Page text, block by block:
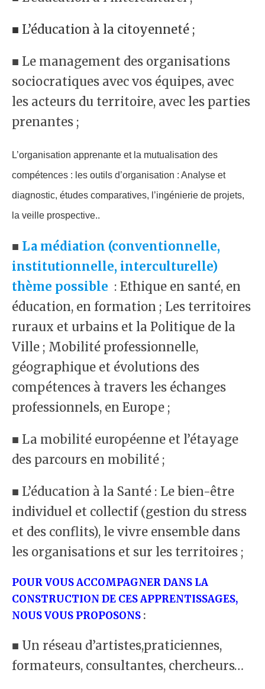
■ L’éducation à la citoyenneté ;
■ Le management des organisations
sociocratiques avec vos équipes, avec
les acteurs du territoire, avec les parties
prenantes ;
L’organisation apprenante et la mutualisation des
compétences : les outils d’organisation : Analyse et
diagnostic, études comparatives, l’ingénierie de projets,
la veille prospective..
■ La médiation (conventionnelle,
institutionnelle, interculturelle)
thème possible : Ethique en santé, en
éducation, en formation ; Les territoires
ruraux et urbains et la Politique de la
Ville ; Mobilité professionnelle,
géographique et évolutions des
compétences à travers les échanges
professionnels, en Europe ;
■ La mobilité européenne et l’étayage
des parcours en mobilité ;
■ L’éducation à la Santé : Le bien-être
individuel et collectif (gestion du stress
et des conflits), le vivre ensemble dans
les organisations et sur les territoires ;
POUR VOUS ACCOMPAGNER DANS LA
CONSTRUCTION DE CES APPRENTISSAGES,
NOUS VOUS PROPOSONS :
■ Un réseau d’artistes,praticiennes,
formateurs, consultantes, chercheurs…